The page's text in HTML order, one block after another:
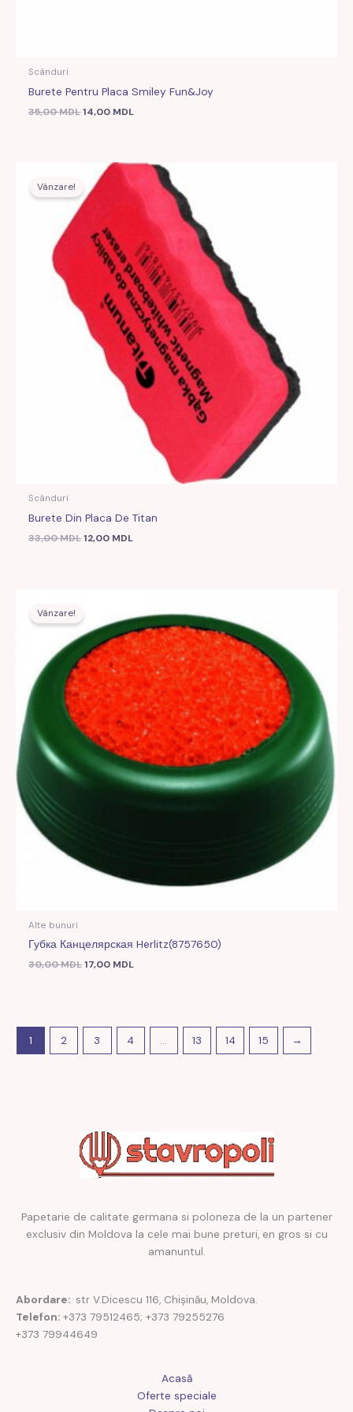
Scânduri
Burete Pentru Placa Smiley Fun&Joy
35,00MDL14,00 MDL
Vânzare!
Scânduri
Burete Din Placa De Titan
33,00MDL
Prețul
inițial
a
fost:
12,00 MDL
Prețul
curent
este:
12,00 MDL.
Vânzare!
Alte bunuri
Губка Канцелярская Herlitz(8757650)
30,00MDL
fost:
30,00 MDL.
17,00 MDL
este:
17,00 MDL.
1 2 3 4 … 13 14 15 →
Papetarie de calitate germana si poloneza de la un partener
exclusiv din Moldova la cele mai bune preturi, en gros si cu
amanuntul.
Abordare: str V.Dicescu 116, Chișinău, Moldova.
Telefon: +373 79512465; +373 79255276
+373 79944649
Acasă
Oferte speciale